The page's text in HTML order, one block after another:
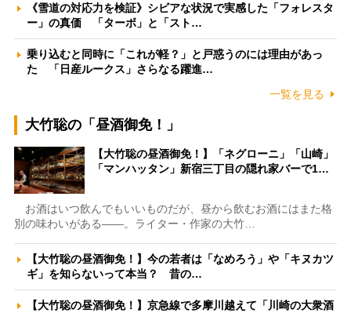
《雪道の対応力を検証》シビアな状況で実感した「フォレスタ
ー」の真価 「ターボ」と「スト…
乗り込むと同時に「これが軽？」と戸惑うのには理由があっ
た 「日産ルークス」さらなる躍進…
一覧を見る
大竹聡の「昼酒御免！」
【大竹聡の昼酒御免！】「ネグローニ」「山崎」
「マンハッタン」新宿三丁目の隠れ家バーで1…
お酒はいつ飲んでもいいものだが、昼から飲むお酒にはまた格
別の味わいがある――。ライター・作家の大竹…
【大竹聡の昼酒御免！】今の若者は「なめろう」や「キヌカツ
ギ」を知らないって本当？ 昔の…
【大竹聡の昼酒御免！】京急線で多摩川越えて「川崎の大衆酒